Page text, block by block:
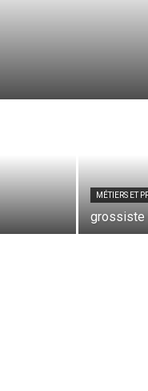
MÉTIERS ET
grossiste